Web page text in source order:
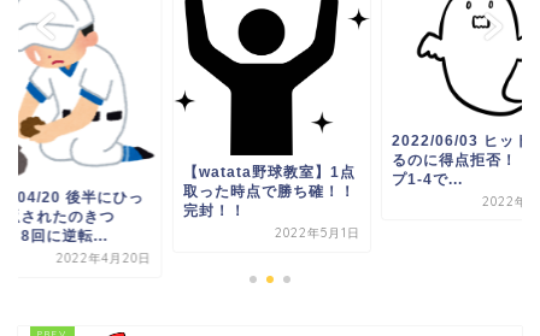
04/20 後半にひっ
返されたのきつ
！8回に逆転...
2022年4月20日
【watata野球教室】1点
取った時点で勝ち確！！
完封！！
2022年5月1日
2022/06/03 ヒット
るのに得点拒否！！
プ1-4で...
2022年6